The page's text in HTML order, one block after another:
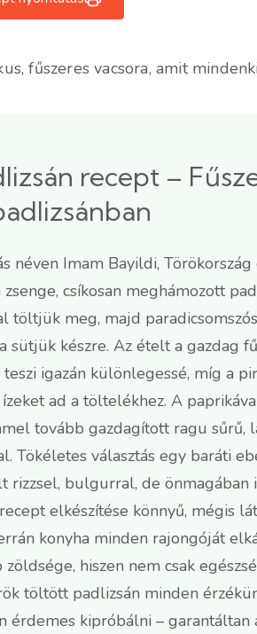
fűszeres vacsora, amit
recept –
néven Imam Bayildi,
csíkosan meghámozott
töltjük meg, majd
készre. Az ételt a gazdag
igazán különlegessé, míg a
ad a töltelékhez. A
tovább gazdagított ragu sűrű,
Tökéletes választás egy baráti
rizzsel, bulgurral, de önmagában
elkészítése könnyű, mégis
konyha minden rajongóját
hiszen nem csak
töltött padlizsán minden
érdemes kipróbálni – garantáltan